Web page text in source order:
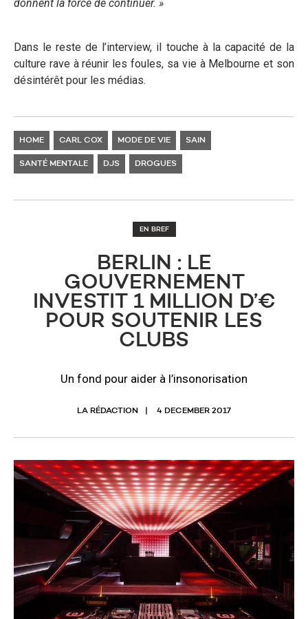
donnent la force de continuer. »
Dans le reste de l’interview, il touche à la capacité de la
culture rave à réunir les foules, sa vie à Melbourne et son
désintérêt pour les médias.
HOME CARL COX MODE DE VIE SAIN
SANTÉ MENTALE DJS DROGUES
EN BREF
BERLIN : LE
GOUVERNEMENT
INVESTIT 1 MILLION D’€
POUR SOUTENIR LES
CLUBS
Un fond pour aider à l’insonorisation
LA RÉDACTION 4 DECEMBER 2017